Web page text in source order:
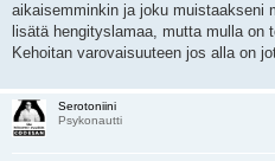
aikaisemminkin ja joku muistaakseni
lisätä hengityslamaa, mutta mulla on
Kehoitan varovaisuuteen jos alla on
Serotoniini
Psykonautti